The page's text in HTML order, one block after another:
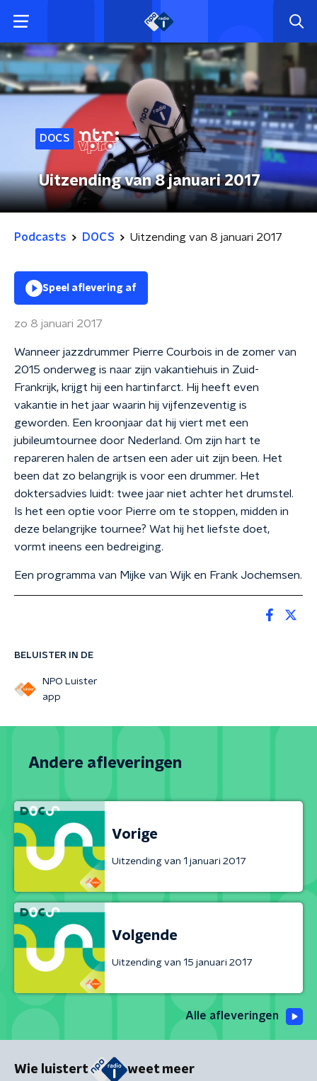
DOCS
Uitzending van 8 januari 2017
Podcasts DOCS Uitzending van 8 januari 2017
BELUISTER IN DE
NPO Luister
app
Speel aflevering af
zo 8 januari 2017
Wanneer jazzdrummer Pierre Courbois in de zomer van
2015 onderweg is naar zijn vakantiehuis in Zuid-
Frankrijk, krijgt hij een hartinfarct. Hij heeft even
vakantie in het jaar waarin hij vijfenzeventig is
geworden. Een kroonjaar dat hij viert met een
jubileumtournee door Nederland. Om zijn hart te
repareren halen de artsen een ader uit zijn been. Het
been dat zo belangrijk is voor een drummer. Het
doktersadvies luidt: twee jaar niet achter het drumstel.
Is het een optie voor Pierre om te stoppen, midden in
deze belangrijke tournee? Wat hij het liefste doet,
vormt ineens een bedreiging.
Een programma van Mijke van Wijk en Frank Jochemsen.
Andere afleveringen
Vorige
Uitzending van 1 januari 2017
Volgende
Uitzending van 15 januari 2017
Alle afleveringen
Wie luistert weet meer